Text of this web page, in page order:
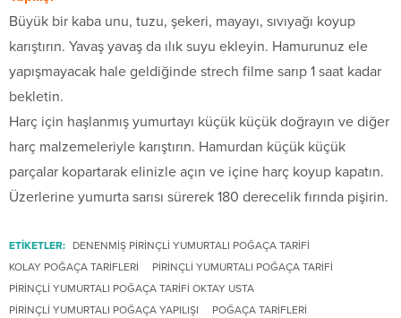
Büyük bir kaba unu, tuzu, şekeri, mayayı, sıvıyağı koyup
karıştırın. Yavaş yavaş da ılık suyu ekleyin. Hamurunuz ele
yapışmayacak hale geldiğinde strech filme sarıp 1 saat kadar
bekletin.
Harç için haşlanmış yumurtayı küçük küçük doğrayın ve diğer
harç malzemeleriyle karıştırın. Hamurdan küçük küçük
parçalar kopartarak elinizle açın ve içine harç koyup kapatın.
Üzerlerine yumurta sarısı sürerek 180 derecelik fırında pişirin.
ETİKETLER:
DENENMIŞ PIRINÇLI YUMURTALI POĞAÇA TARIFI
KOLAY POĞAÇA TARIFLERI
PIRINÇLI YUMURTALI POĞAÇA TARIFI
PIRINÇLI YUMURTALI POĞAÇA TARIFI OKTAY USTA
PIRINÇLI YUMURTALI POĞAÇA YAPILIŞI
POĞAÇA TARIFLERI